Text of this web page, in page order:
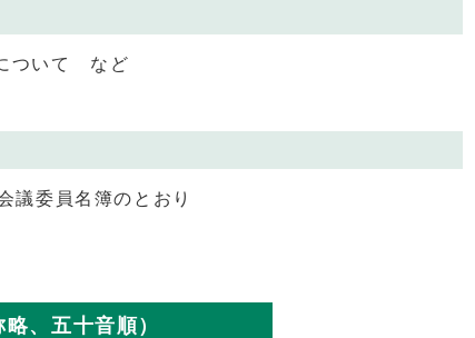
ついて など
議委員名簿のとおり
、五十音順）